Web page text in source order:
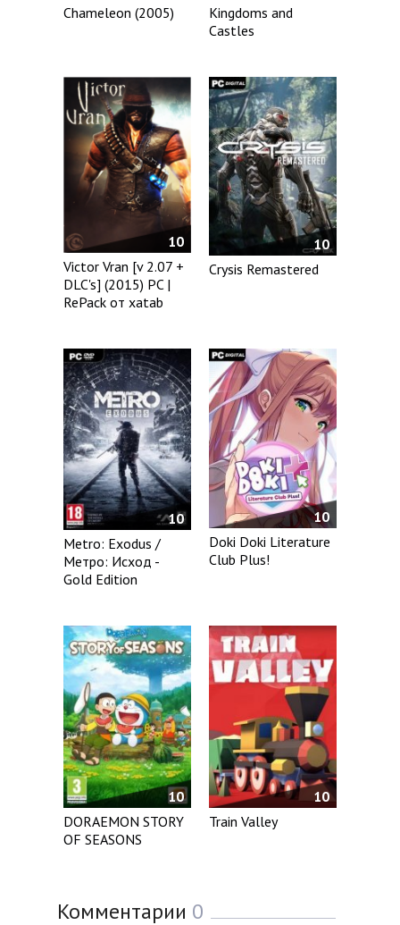
Chameleon (2005)
Kingdoms and
Castles
10
Victor Vran [v 2.07 +
DLC's] (2015) PC |
RePack от xatab
10
Crysis Remastered
10
Metro: Exodus /
Метро: Исход -
Gold Edition
10
Doki Doki Literature
Club Plus!
10
DORAEMON STORY
OF SEASONS
10
Train Valley
Комментарии 0